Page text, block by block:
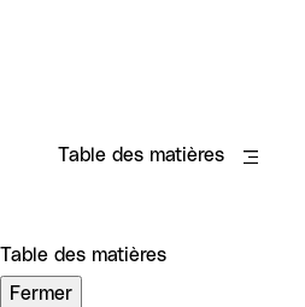
Table des matières
Table des matières
Fermer